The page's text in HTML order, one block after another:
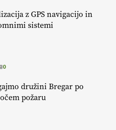
v uspešno kmetijsko in
odlična priložnost za slovenske
@EUAgri #IMCAP #CAP
z GPS navigacijo in
sistemi
0
družini Bregar po
požaru